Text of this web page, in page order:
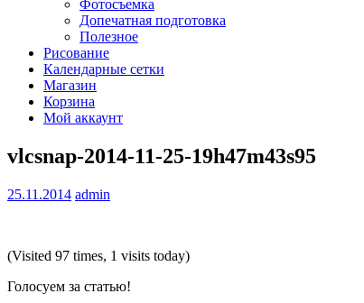
Фотосъемка
Допечатная подготовка
Полезное
Рисование
Календарные сетки
Магазин
Корзина
Мой аккаунт
vlcsnap-2014-11-25-19h47m43s95
25.11.2014 admin
(Visited 97 times, 1 visits today)
Голосуем за статью!